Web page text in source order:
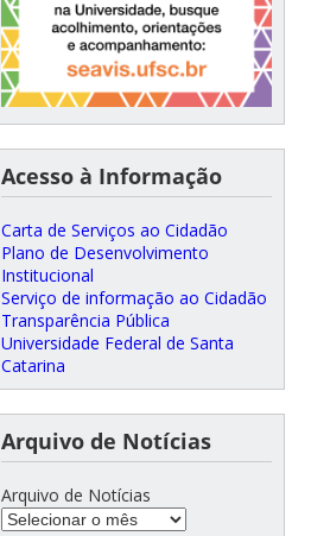
Acesso à Informação
Carta de Serviços ao Cidadão
Plano de Desenvolvimento
Institucional
Serviço de informação ao Cidadão
Transparência Pública
Universidade Federal de Santa
Catarina
Arquivo de Notícias
Arquivo de Notícias